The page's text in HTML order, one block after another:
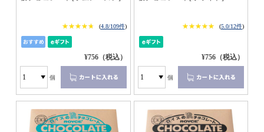
★★★★★
★★★★★ (4.8/109件)
¥756（税込）
個
★★★★★
★★★★★ (5.0/12件)
¥756（税込）
個